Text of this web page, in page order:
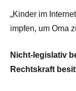
„Kinder im
impfen, um Oma
Nicht-legislativ
Rechtskraft